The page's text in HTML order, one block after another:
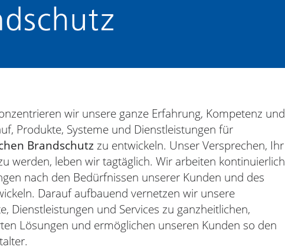
wir unsere ganze Erfahrung, Kompetenz und
Produkte, Systeme und Dienstleistungen für
Brandschutzzu entwickeln. Unser Versprechen, Ihr
werden, leben wir tagtäglich. Wir arbeiten kontinuierlich
nach den Bedürfnissen unserer Kunden und des
Darauf aufbauend vernetzen wir unsere
Dienstleistungen und Services zu ganzheitlichen,
Lösungen und ermöglichen unseren Kunden so den